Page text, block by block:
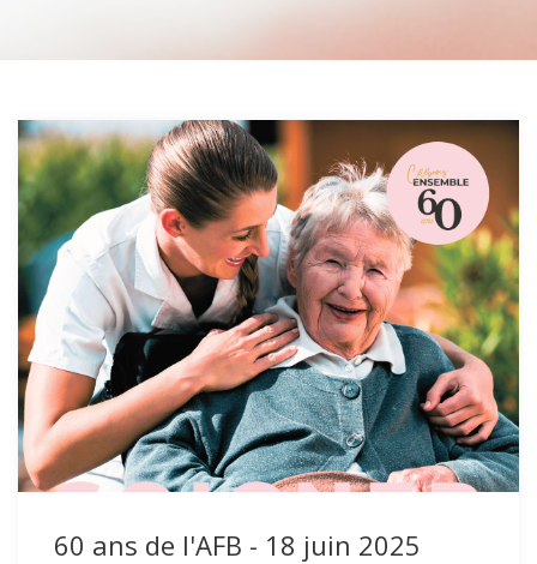
60 ans de l'AFB - 18 juin 2025